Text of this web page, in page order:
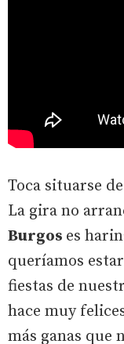
Toca situarse
La gira no
Burgos es
queríamos
fiestas de
hace muy
más ganas que